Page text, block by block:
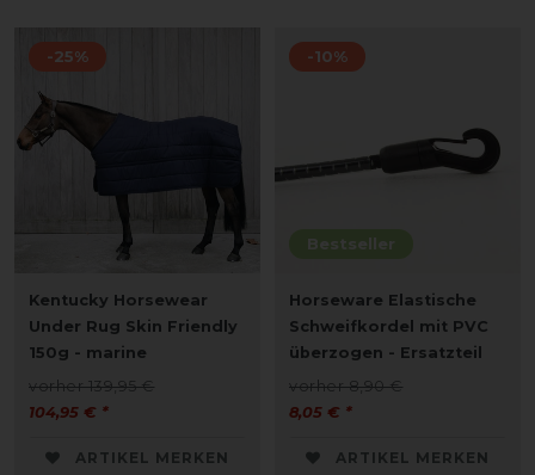
-25%
Kentucky Horsewear
Under Rug Skin Friendly
150g - marine
vorher 139,95 €
104,95 € *
ARTIKEL MERKEN
Bestseller
-10%
Horseware Elastische
Schweifkordel mit PVC
überzogen - Ersatzteil
vorher 8,90 €
8,05 € *
ARTIKEL MERKEN